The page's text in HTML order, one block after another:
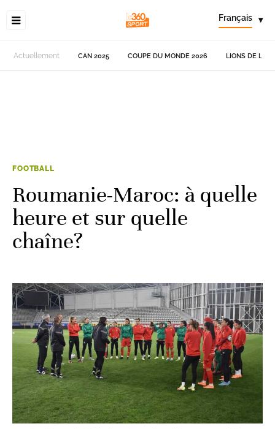
Français ▾
Actuellement CAN 2025 COUPE DU MONDE 2026 LIONS DE
FOOTBALL
Roumanie-Maroc: à quelle
heure et sur quelle
chaîne?